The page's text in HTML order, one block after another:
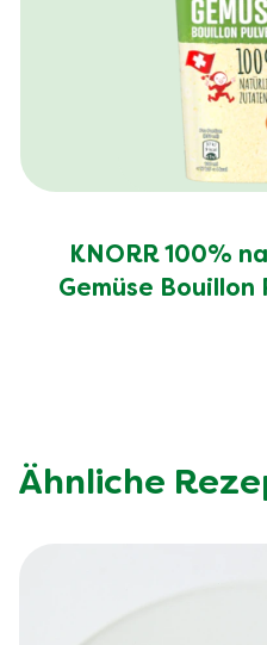
KNORR 100%
Gemüse Bouillon
Ähnliche